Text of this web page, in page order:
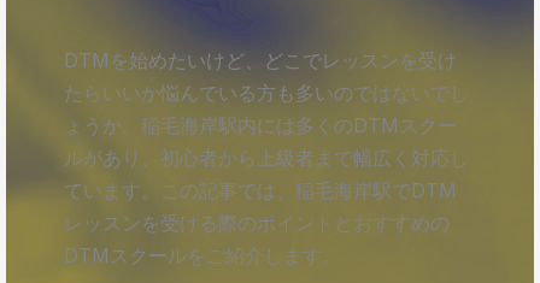
DTMを始めたいけど、どこでレッスンを受け
たらいいか悩んでいる方も多いのではないでし
ょうか。稲毛海岸駅内には多くのDTMスクー
ルがあり、初心者から上級者まで幅広く対応し
ています。この記事では、稲毛海岸駅でDTM
レッスンを受ける際のポイントとおすすめの
DTMスクールをご紹介します。